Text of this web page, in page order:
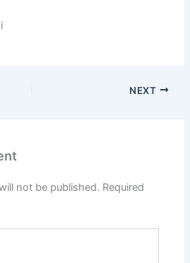
NEXT
not be published. Required